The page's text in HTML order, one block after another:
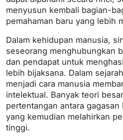
menyusun kembali bagian-
pemahaman baru yang lebih
Dalam kehidupan manusia,
seseorang menghubungkan
dan pendapat untuk
lebih bijaksana. Dalam
menjadi cara manusia
intelektual. Banyak teori
pertentangan antara gagasan
yang kemudian melahirkan
tinggi.